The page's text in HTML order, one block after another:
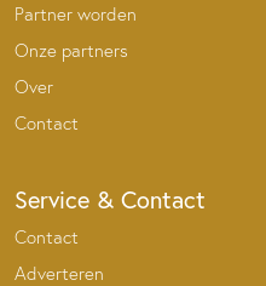
Partner worden
Onze partners
Over
Contact
Service & Contact
Contact
Adverteren